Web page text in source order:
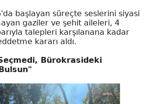
başlayan süreçte seslerini siyasi
gaziler ve şehit aileleri, 4
talepleri karşılanana kadar
kararı aldı.
Bürokrasideki